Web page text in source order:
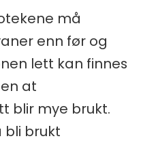
må
enn før og
lett kan finnes
at
blir mye brukt.
bli brukt